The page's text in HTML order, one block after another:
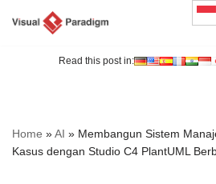
Read this post in:
Home »AI » Membangun Sistem
Kasus dengan Studio C4 PlantUML